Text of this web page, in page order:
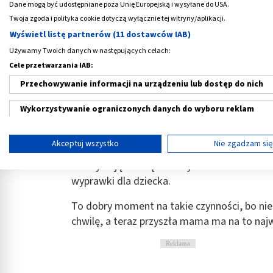
23 tydzień ciąży – kalendarz ciąży
23 tydzień ciąży – ale który to miesiąc?
jednak wielkimi krokami zbliża się już meta –
Fizjologicznie i prawidłowo przebiegająca
najprzyjemniejszej fazie. Brzuch ciężarnej
Przyszła mama odczuwa rozczulające,
uskrzydlająco. Często w tym okresie budzi
wyprawki dla dziecka.
To dobry moment na takie czynności, bo
chwilę, a teraz przyszła mama ma na to
Reklama
Dane mogą być udostępniane poza Unię Europejską i wysyłane do USA.
Twoja zgoda i polityka cookie dotyczą wyłącznie tej witryny/aplikacji.
Wyświetl listę partnerów (11 dostawców IAB)
Używamy Twoich danych w następujących celach:
Cele przetwarzania IAB:
Przechowywanie informacji na urządzeniu lub dostęp do nich
Wykorzystywanie ograniczonych danych do wyboru reklam
Tworzenie profili w celu spersonalizowanych reklam
Tworzenie profili w celu personalizacji treści
Wykorzystywanie profili w celu doboru spersonalizowanych
Akceptuj wszystko Nie zgadzam się